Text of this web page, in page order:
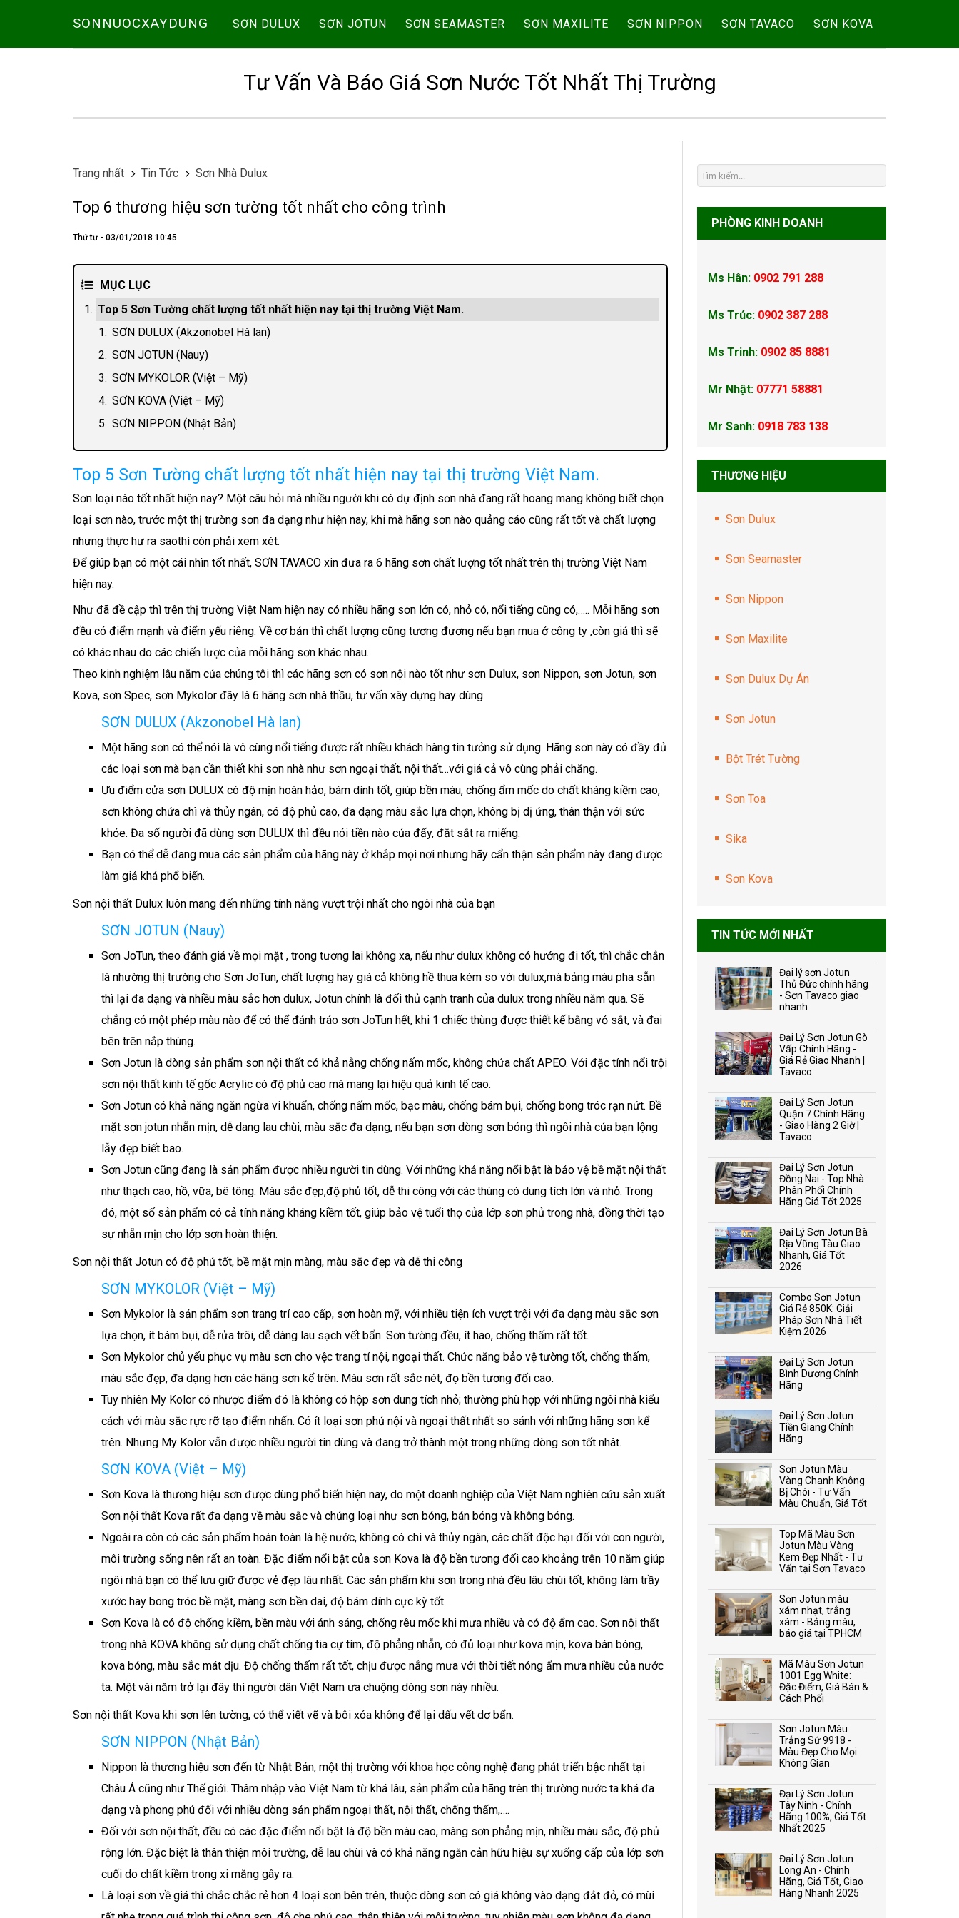
SONNUOCXAYDUNG SƠN DULUX SƠN JOTUN SƠN SEAMASTER SƠN MAXILITE SƠN NIPPON SƠN TAVACO SƠN KOVA
Tư Vấn Và Báo Giá Sơn Nước Tốt Nhất Thị Trường
Trang nhất Tin Tức Sơn Nhà Dulux
Top 6 thương hiệu sơn tường tốt nhất cho công trình
Thứ tư - 03/01/2018 10:45
MỤC LỤC
Top 5 Sơn Tường chất lượng tốt nhất hiện nay tại thị trường Việt Nam.
SƠN DULUX (Akzonobel Hà lan)
SƠN JOTUN (Nauy)
SƠN MYKOLOR (Việt – Mỹ)
SƠN KOVA (Việt – Mỹ)
SƠN NIPPON (Nhật Bản)
Top 5 Sơn Tường chất lượng tốt nhất hiện nay tại thị trường Việt Nam.
Sơn loại nào tốt nhất hiện nay? Một câu hỏi mà nhiều người khi có dự định sơn nhà đang rất hoang mang không biết chọn
loại sơn nào, trước một thị trường sơn đa dạng như hiện nay, khi mà hãng sơn nào quảng cáo cũng rất tốt và chất lượng
nhưng thực hư ra saothì còn phải xem xét.
Để giúp bạn có một cái nhìn tốt nhất, SƠN TAVACO xin đưa ra 6 hãng sơn chất lượng tốt nhất trên thị trường Việt Nam
hiện nay.
Như đã đề cập thì trên thị trường Việt Nam hiện nay có nhiều hãng sơn lớn có, nhỏ có, nổi tiếng cũng có,….. Mỗi hãng sơn
đều có điểm mạnh và điểm yếu riêng. Về cơ bản thì chất lượng cũng tương đương nếu bạn mua ở công ty ,còn giá thì sẽ
có khác nhau do các chiến lược của mỗi hãng sơn khác nhau.
Theo kinh nghiệm lâu năm của chúng tôi thì các hãng sơn có sơn nội nào tốt như sơn Dulux, sơn Nippon, sơn Jotun, sơn
Kova, sơn Spec, sơn Mykolor đây là 6 hãng sơn nhà thầu, tư vấn xây dựng hay dùng.
SƠN DULUX (Akzonobel Hà lan)
Một hãng sơn có thể nói là vô cùng nổi tiếng được rất nhiều khách hàng tin tưởng sử dụng. Hãng sơn này có đầy đủ
các loại sơn mà bạn cần thiết khi sơn nhà như sơn ngoại thất, nội thất…với giá cả vô cùng phải chăng.
Ưu điểm cửa sơn DULUX có độ mịn hoàn hảo, bám dính tốt, giúp bền màu, chống ẩm mốc do chất kháng kiềm cao,
sơn không chứa chì và thủy ngân, có độ phủ cao, đa dạng màu sắc lựa chọn, không bị dị ứng, thân thận với sức
khỏe. Đa số người đã dùng sơn DULUX thì đều nói tiền nào của đấy, đắt sắt ra miếng.
Bạn có thể dễ đang mua các sản phẩm của hãng này ở khắp mọi nơi nhưng hãy cẩn thận sản phẩm này đang được
làm giả khá phổ biến.
Sơn nội thất Dulux luôn mang đến những tính năng vượt trội nhất cho ngôi nhà của bạn
SƠN JOTUN (Nauy)
Sơn JoTun, theo đánh giá về mọi mặt , trong tương lai không xa, nếu như dulux không có hướng đi tốt, thì chắc chắn
là nhường thị trường cho Sơn JoTun, chất lượng hay giá cả không hề thua kém so với dulux,mà bảng màu pha sẵn
thì lại đa dạng và nhiều màu sắc hơn dulux, Jotun chính là đối thủ cạnh tranh của dulux trong nhiều năm qua. Sẽ
chẳng có một phép màu nào để có thể đánh tráo sơn JoTun hết, khi 1 chiếc thùng được thiết kế bằng vỏ sắt, và đai
bên trên nắp thùng.
Sơn Jotun là dòng sản phẩm sơn nội thất có khả nằng chống nấm mốc, không chứa chất APEO. Với đặc tính nổi trội
sơn nội thất kinh tế gốc Acrylic có độ phủ cao mà mang lại hiệu quả kinh tế cao.
Sơn Jotun có khả năng ngăn ngừa vi khuẩn, chống nấm mốc, bạc màu, chống bám bụi, chống bong tróc rạn nứt. Bề
mặt sơn jotun nhẵn mịn, dễ dang lau chùi, màu sắc đa dạng, nếu bạn sơn dòng sơn bóng thì ngôi nhà của bạn lộng
lẫy đẹp biết bao.
Sơn Jotun cũng đang là sản phẩm được nhiều người tin dùng. Với những khả năng nổi bật là bảo vệ bề mặt nội thất
như thạch cao, hồ, vữa, bê tông. Màu sắc đẹp,độ phủ tốt, dễ thi công với các thùng có dung tích lớn và nhỏ. Trong
đó, một số sản phẩm có cả tính năng kháng kiềm tốt, giúp bảo vệ tuổi thọ của lớp sơn phủ trong nhà, đồng thời tạo
sự nhẵn mịn cho lớp sơn hoàn thiện.
Sơn nội thất Jotun có độ phủ tốt, bề mặt mịn màng, màu sắc đẹp và dễ thi công
SƠN MYKOLOR (Việt – Mỹ)
Sơn Mykolor là sản phẩm sơn trang trí cao cấp, sơn hoàn mỹ, với nhiều tiện ích vượt trội với đa dạng màu sắc sơn
lựa chọn, ít bám bụi, dễ rửa trôi, dễ dàng lau sạch vết bẩn. Sơn tường đều, ít hao, chống thấm rất tốt.
Sơn Mykolor chủ yếu phục vụ màu sơn cho vệc trang tí nội, ngoại thất. Chức năng bảo vệ tường tốt, chống thấm,
màu sắc đẹp, đa dạng hơn các hãng sơn kể trên. Màu sơn rất sắc nét, đọ bền tương đối cao.
Tuy nhiên My Kolor có nhược điểm đó là không có hộp sơn dung tích nhỏ; thường phù hợp với những ngôi nhà kiểu
cách với màu sắc rực rỡ tạo điểm nhấn. Có ít loại sơn phủ nội và ngoại thất nhất so sánh với những hãng sơn kể
trên. Nhưng My Kolor vẫn được nhiều người tin dùng và đang trở thành một trong những dòng sơn tốt nhât.
SƠN KOVA (Việt – Mỹ)
Sơn Kova là thương hiệu sơn được dùng phổ biến hiện nay, do một doanh nghiệp của Việt Nam nghiên cứu sản xuất.
Sơn nội thất Kova rất đa dạng về màu sắc và chủng loại như sơn bóng, bán bóng và không bóng.
Ngoài ra còn có các sản phẩm hoàn toàn là hệ nước, không có chì và thủy ngân, các chất độc hại đối với con người,
môi trường sống nên rất an toàn. Đặc điểm nổi bật của sơn Kova là độ bền tương đối cao khoảng trên 10 năm giúp
ngôi nhà bạn có thể lưu giữ được vẻ đẹp lâu nhất. Các sản phẩm khi sơn trong nhà đều lâu chùi tốt, không làm trầy
xước hay bong tróc bề mặt, màng sơn bền dai, độ bám dính cực kỳ tốt.
Sơn Kova là có độ chống kiềm, bền màu với ánh sáng, chống rêu mốc khi mưa nhiều và có độ ẩm cao. Sơn nội thất
trong nhà KOVA không sử dụng chất chống tia cự tím, độ phẳng nhẵn, có đủ loại như kova mịn, kova bán bóng,
kova bóng, màu sắc mát dịu. Độ chống thấm rất tốt, chịu được nắng mưa với thời tiết nóng ẩm mưa nhiều của nước
ta. Một vài năm trở lại đây thì người dân Việt Nam ưa chuộng dòng sơn này nhiều.
Sơn nội thất Kova khi sơn lên tường, có thể viết vẽ và bôi xóa không để lại dấu vết dơ bẩn.
SƠN NIPPON (Nhật Bản)
Nippon là thương hiệu sơn đến từ Nhật Bản, một thị trường với khoa học công nghệ đang phát triển bậc nhất tại
Châu Á cũng như Thế giới. Thâm nhập vào Việt Nam từ khá lâu, sản phẩm của hãng trên thị trường nước ta khá đa
dạng và phong phú đối với nhiều dòng sản phẩm ngoại thất, nội thất, chống thấm,….
Đối với sơn nội thất, đều có các đặc điểm nổi bật là độ bền màu cao, màng sơn phẳng mịn, nhiều màu sắc, độ phủ
rộng lớn. Đặc biệt là thân thiện môi trường, dễ lau chùi và có khả năng ngăn cản hữu hiệu sự xuống cấp của lớp sơn
cuối do chất kiềm trong xi măng gây ra.
Là loại sơn về giá thì chắc chắc rẻ hơn 4 loại sơn bên trên, thuộc dòng sơn có giá không vào dạng đắt đỏ, có mùi
PHÒNG KINH DOANH
Ms Hân: 0902 791 288
Ms Trúc: 0902 387 288
Ms Trinh: 0902 85 8881
Mr Nhật: 07771 58881
Mr Sanh: 0918 783 138
THƯƠNG HIỆU
Sơn Dulux
Sơn Seamaster
Sơn Nippon
Sơn Maxilite
Sơn Dulux Dự Án
Sơn Jotun
Bột Trét Tường
Sơn Toa
Sika
Sơn Kova
TIN TỨC MỚI NHẤT
Đại lý sơn Jotun
Thủ Đức chính hãng
- Sơn Tavaco giao
nhanh
Đại Lý Sơn Jotun Gò
Vấp Chính Hãng -
Giá Rẻ Giao Nhanh |
Tavaco
Đại Lý Sơn Jotun
Quận 7 Chính Hãng
- Giao Hàng 2 Giờ |
Tavaco
Đại Lý Sơn Jotun
Đồng Nai - Top Nhà
Phân Phối Chính
Hãng Giá Tốt 2025
Đại Lý Sơn Jotun Bà
Rịa Vũng Tàu Giao
Nhanh, Giá Tốt
2026
Combo Sơn Jotun
Giá Rẻ 850K: Giải
Pháp Sơn Nhà Tiết
Kiệm 2026
Đại Lý Sơn Jotun
Bình Dương Chính
Hãng
Đại Lý Sơn Jotun
Tiền Giang Chính
Hãng
Sơn Jotun Màu
Vàng Chanh Không
Bị Chói - Tư Vấn
Màu Chuẩn, Giá Tốt
Top Mã Màu Sơn
Jotun Màu Vàng
Kem Đẹp Nhất - Tư
Vấn tại Sơn Tavaco
Sơn Jotun màu
xám nhạt, trắng
xám - Bảng màu,
báo giá tại TPHCM
Mã Màu Sơn Jotun
1001 Egg White:
Đặc Điểm, Giá Bán &
Cách Phối
Sơn Jotun Màu
Trắng Sứ 9918 -
Màu Đẹp Cho Mọi
Không Gian
Đại Lý Sơn Jotun
Tây Ninh - Chính
Hãng 100%, Giá Tốt
Nhất 2025
Đại Lý Sơn Jotun
Long An - Chính
Hãng, Giá Tốt, Giao
Hàng Nhanh 2025